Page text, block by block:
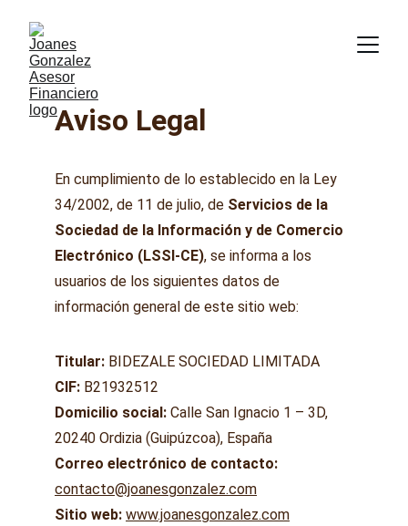
Aviso Legal
En cumplimiento de lo establecido en la Ley
34/2002, de 11 de julio, de Servicios de la
Sociedad de la Información y de Comercio
Electrónico (LSSI-CE), se informa a los
usuarios de los siguientes datos de
información general de este sitio web:
Titular: BIDEZALE SOCIEDAD LIMITADA
CIF: B21932512
Domicilio social: Calle San Ignacio 1 – 3D,
20240 Ordizia (Guipúzcoa), España
Correo electrónico de contacto:
contacto@joanesgonzalez.com
Sitio web: www.joanesgonzalez.com